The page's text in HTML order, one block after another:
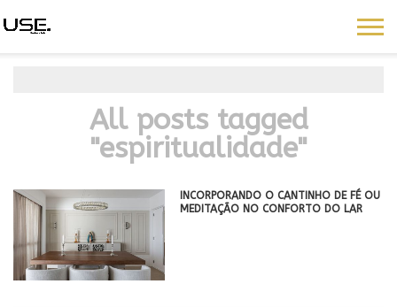
All posts tagged
"espiritualidade"
INCORPORANDO O CANTINHO DE FÉ OU
MEDITAÇÃO NO CONFORTO DO LAR